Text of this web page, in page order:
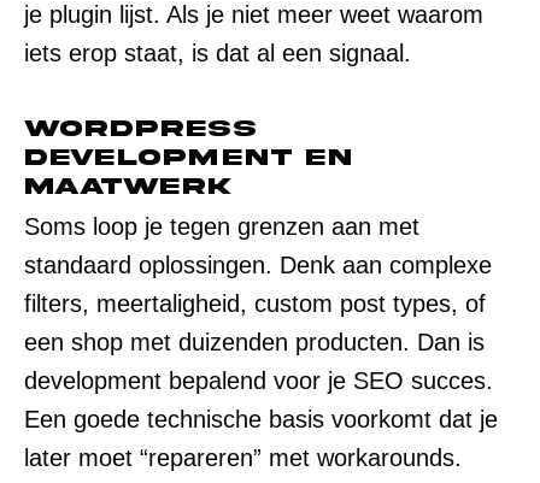
je plugin lijst. Als je niet meer weet waarom
iets erop staat, is dat al een signaal.
WordPress
development en
maatwerk
Soms loop je tegen grenzen aan met
standaard oplossingen. Denk aan complexe
filters, meertaligheid, custom post types, of
een shop met duizenden producten. Dan is
development bepalend voor je SEO succes.
Een goede technische basis voorkomt dat je
later moet “repareren” met workarounds.